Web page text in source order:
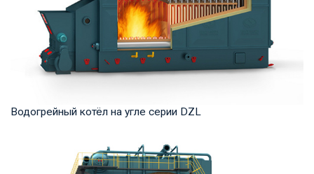
Водогрейный котёл на угле серии DZL
Горячая вода Рабочее давление: 0,7-1,25 МПа Тепловая
мощность продукта: 1,4 -14 МВт Температур...